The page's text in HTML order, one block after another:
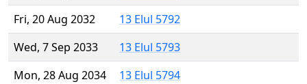
Fri, 20 Aug 2032
13 Elul 5792
Wed, 7 Sep 2033
13 Elul 5793
Mon, 28 Aug 2034
13 Elul 5794